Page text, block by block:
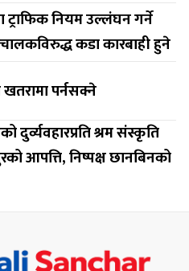
ट्राफिक नियम उल्लंघन गर्ने
कडा कारबाही हुने
पर्नसक्ने
दुर्व्यवहारप्रति श्रम संस्कृति
आपत्ति, निष्पक्ष छानबिनको